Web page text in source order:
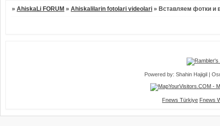
»AhiskaLi FORUM »Ahiskalilarin fotolari videolari »Вставляем фотки и
Powered by: Shahin Hajigil |
Fnews Türkiye Fnews